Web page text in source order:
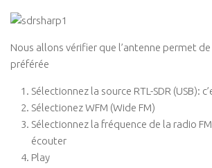
Nous allons vérifier que l’antenne permet
préférée
Sélectionnez la source RTL-SDR (USB):
Sélectionez WFM (Wide FM)
Sélectionnez la fréquence de la radio
écouter
Play